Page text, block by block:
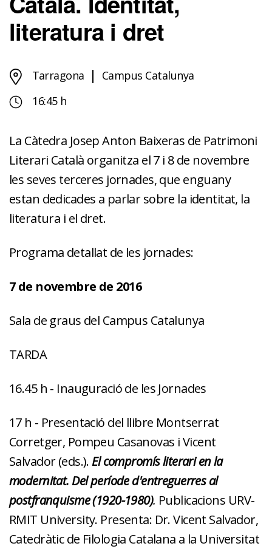
literatura i dret
Tarragona
Campus Catalunya
16:45 h
La Càtedra Josep Anton Baixeras de Patrimoni
Literari Català organitza el 7 i 8 de novembre
les seves terceres jornades, que enguany
estan dedicades a parlar sobre la identitat, la
literatura i el dret.
Programa detallat de les jornades:
7 de novembre de 2016
Sala de graus del Campus Catalunya
TARDA
16.45 h - Inauguració de les Jornades
17 h - Presentació del llibre Montserrat
Corretger, Pompeu Casanovas i Vicent
Salvador (eds.).El compromís literari en la
modernitat. Del període d'entreguerres al
postfranquisme (1920-1980). Publicacions URV-
RMIT University. Presenta: Dr. Vicent Salvador,
Catedràtic de Filologia Catalana a la Universitat